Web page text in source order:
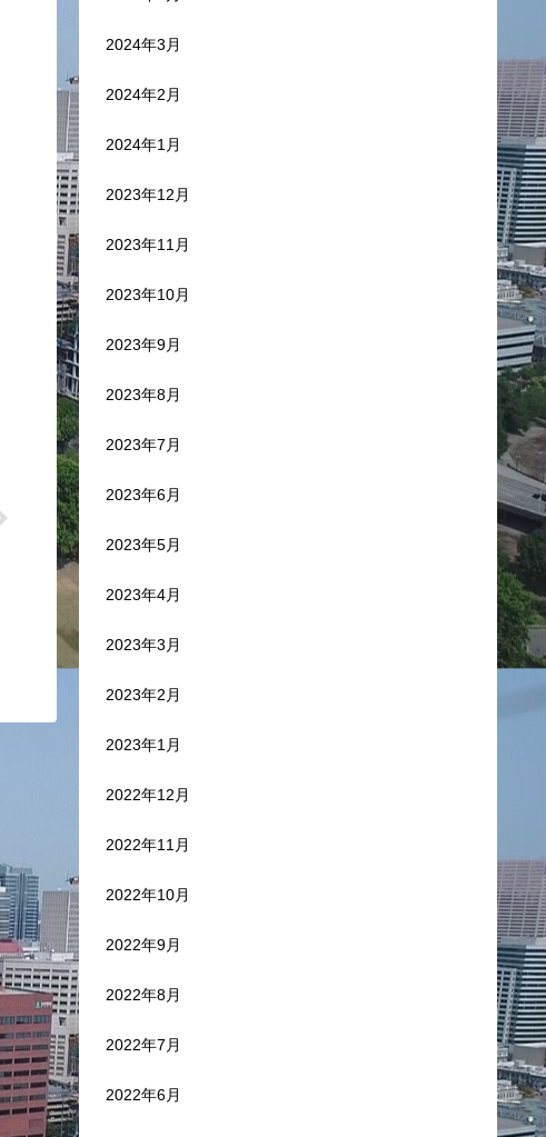
2024年3月
2024年2月
2024年1月
2023年12月
2023年11月
2023年10月
2023年9月
2023年8月
2023年7月
2023年6月
2023年5月
2023年4月
2023年3月
2023年2月
2023年1月
2022年12月
2022年11月
2022年10月
2022年9月
2022年8月
2022年7月
2022年6月